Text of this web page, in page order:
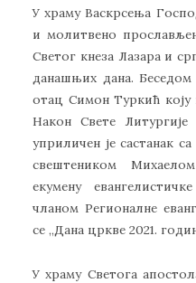
У храму Васкрсења
и молитвено
Светог кнеза Лазара и
данашњих дана.
отац Симон Туркић
Након Свете
уприличен је састанак
свештеником
екумену
чланом Регионалне
се ,,Дана цркве 2021.
У храму Светога